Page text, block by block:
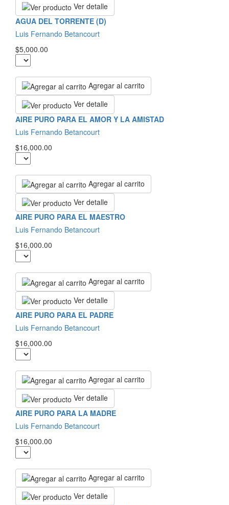
Ver detalle
AGUA DEL TORRENTE (D)
Luis Fernando Betancourt
$5,000.00
Agregar al carrito
Ver detalle
AIRE PURO PARA EL AMOR Y LA AMISTAD
Luis Fernando Betancourt
$16,000.00
Agregar al carrito
Ver detalle
AIRE PURO PARA EL MAESTRO
Luis Fernando Betancourt
$16,000.00
Agregar al carrito
Ver detalle
AIRE PURO PARA EL PADRE
Luis Fernando Betancourt
$16,000.00
Agregar al carrito
Ver detalle
AIRE PURO PARA LA MADRE
Luis Fernando Betancourt
$16,000.00
Agregar al carrito
Ver detalle